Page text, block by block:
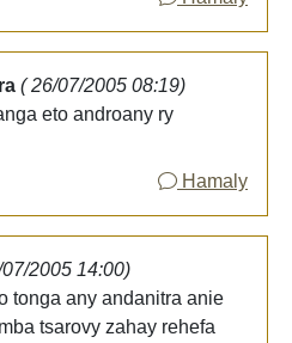
( 26/07/2005 08:19)
eto androany ry
Hamaly
2005 14:00)
tonga any andanitra anie
tsarovy zahay rehefa